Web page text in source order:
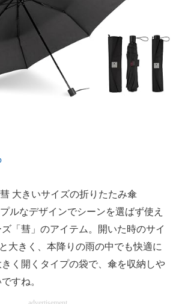
大きいサイズの折りたたみ傘
ルなデザインでシーンを選ばず使え
「彗」のアイテム。開いた時のサイ
大きく、本降りの雨の中でも快適に
く開くタイプの袋で、傘を収納しや
すね。